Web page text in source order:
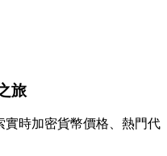
品衍生性商品
旅
實時加密貨幣價格、熱門代